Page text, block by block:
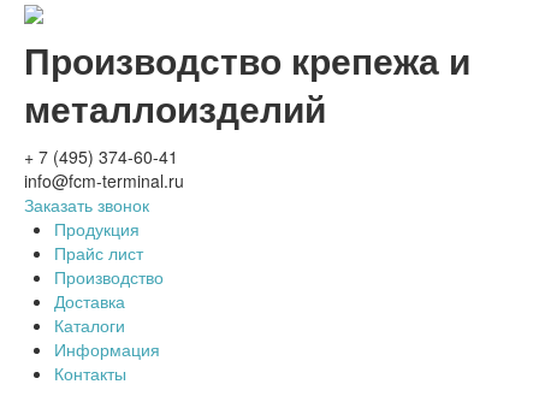
Производство крепежа и
металлоизделий
+ 7 (495) 374-60-41
info@fcm-terminal.ru
Заказать звонок
Продукция
Прайс лист
Производство
Доставка
Каталоги
Информация
Контакты